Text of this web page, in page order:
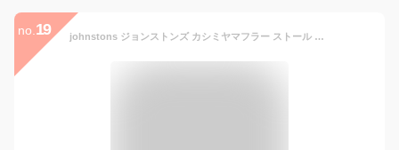
no. 19 johnstons ジョンストンズ カシミヤマフラー ストール Cashmere WA16 全14色 カシミヤ100% レディース ユニセックス